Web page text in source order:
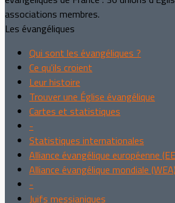
associations membres.
Les évangéliques
Qui sont les évangéliques ?
Ce qu'ils croient
Leur histoire
Trouver une Église évangélique
Cartes et statistiques
-
Statistiques internationales
Alliance évangélique européenne
Alliance évangélique mondiale (WEA)
-
Juifs messianiques